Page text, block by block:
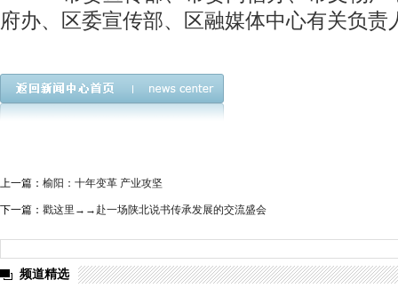
府办、区委宣传部、区融媒体中心有关负责
上一篇： 榆阳：十年变革 产业攻坚
下一篇： 戳这里→→赴一场陕北说书传承发展的交流盛会
频道精选